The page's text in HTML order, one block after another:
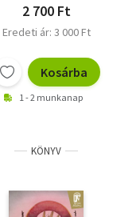
2 700 Ft
Eredeti ár: 3 000 Ft
Kosárba
1 - 2 munkanap
KÖNYV